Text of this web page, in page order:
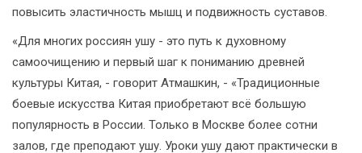
повысить эластичность мышц и подвижность суставов.
«Для многих россиян ушу - это путь к духовному
самоочищению и первый шаг к пониманию древней
культуры Китая, - говорит Атмашкин, - «Традиционные
боевые искусства Китая приобретают всё большую
популярность в России. Только в Москве более сотни
залов, где преподают ушу. Уроки ушу дают практически в